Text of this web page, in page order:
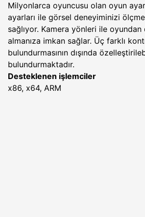
Milyonlarca oyuncusu olan oyun
ayarları ile görsel deneyiminizi
sağlıyor. Kamera yönleri ile
almanıza imkan sağlar. Üç farklı
bulundurmasının dışında
bulundurmaktadır.
Desteklenen işlemciler
x86, x64, ARM